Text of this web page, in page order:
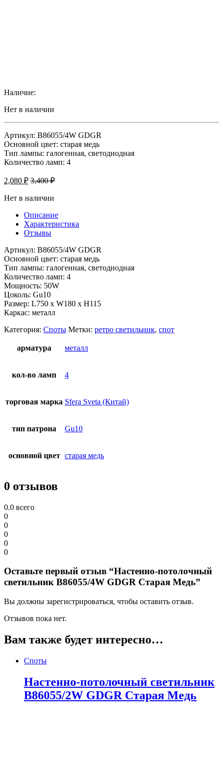
Наличие:
Нет в наличии
Артикул: B86055/4W GDGR
Основной цвет: старая медь
Тип лампы: галогенная, светодиодная
Количество ламп: 4
2,080 ₽ 3,400₽
Нет в наличии
Описание
Характеристика
Отзывы
Артикул: B86055/4W GDGR
Основной цвет: старая медь
Тип лампы: галогенная, светодиодная
Количество ламп: 4
Мощность: 50W
Цоколь: Gu10
Размер: L750 x W180 x H115
Каркас: металл
Категория: Споты Метки: ретро светильник, спот
арматура металл
кол-во ламп 4
торговая марка Sfera Sveta (Китай)
тип патрона Gu10
основной цвет старая медь
0 отзывов
0.0 всего
0
0
0
0
0
Оставьте первый отзыв “Настенно-потолочный
светильник B86055/4W GDGR Старая Медь”
Вы должны зарегистрироваться, чтобы оставить отзыв.
Отзывов пока нет.
Вам также будет интересно…
Споты
Настенно-потолочный светильник
B86055/2W GDGR Старая Медь